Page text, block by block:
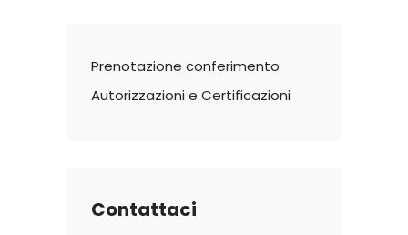
Prenotazione conferimento
Autorizzazioni e Certificazioni
Contattaci